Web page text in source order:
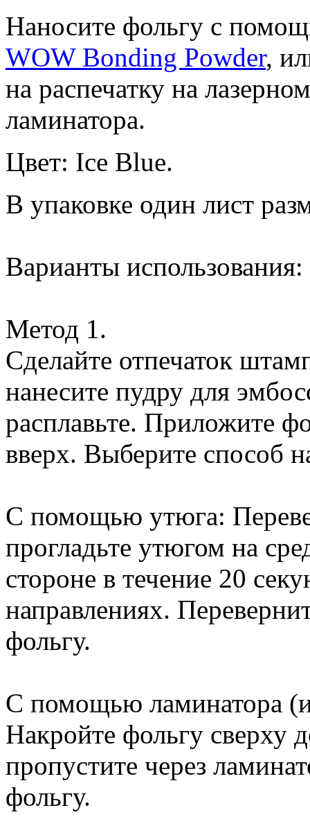
Наносите фольгу с
WOW Bonding Powder,
на распечатку на
ламинатора.
Цвет: Ice Blue.
В упаковке один лист
Варианты использования:
Метод 1.
Сделайте отпечаток
нанесите пудру для
расплавьте. Приложите
вверх. Выберите способ
С помощью утюга:
прогладьте утюгом на
стороне в течение 20
направлениях.
фольгу.
С помощью ламинатора
Накройте фольгу сверху
пропустите через
фольгу.